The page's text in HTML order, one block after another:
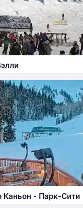
- Парк-Сити